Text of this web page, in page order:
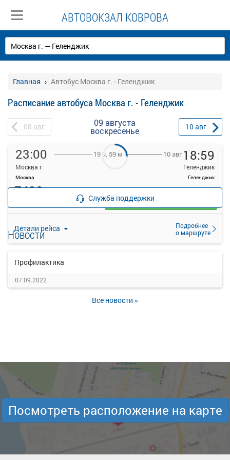
АВТОВОКЗАЛ КОВРОВА
Главная Автобус Москва г. - Геленджик
Расписание автобуса Москва г. - Геленджик
08 авг 09 августа
воскресенье 10авг
23:00
Москва г.
Москва
19 ч. 59 м 10 авг 18:59
Геленджик
Геленджик
Детали рейса
Подробнее
о маршруте
7490
Выбрать
Служба поддержки
Новости
Профилактика
07.09.2022
Все новости »
Посмотреть расположение на карте